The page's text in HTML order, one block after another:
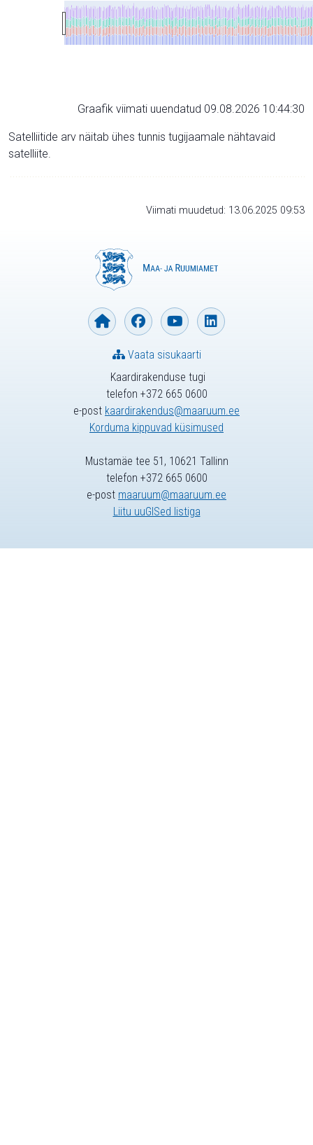
Graafik viimati uuendatud 09.08.2026 10:44:30
Satelliitide arv näitab ühes tunnis tugijaamale nähtavaid
satelliite.
Viimati muudetud: 13.06.2025 09:53
Kaardirakenduse tugi
telefon +372 665 0600
e-post kaardirakendus@maaruum.ee
Korduma kippuvad küsimused
Vaata sisukaarti
Mustamäe tee 51, 10621 Tallinn
telefon +372 665 0600
e-post maaruum@maaruum.ee
Liitu uuGISed listiga